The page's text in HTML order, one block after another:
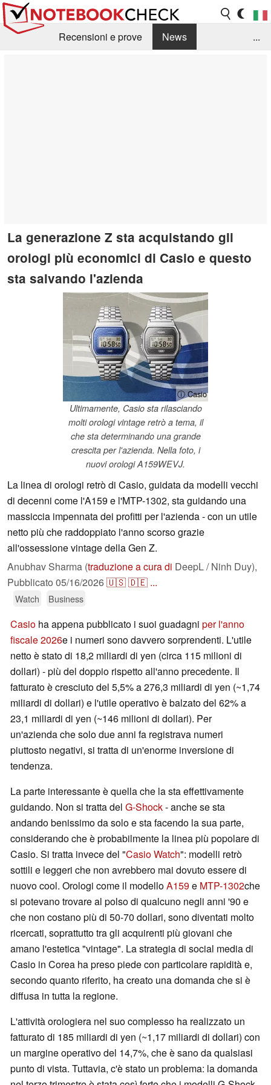
Recensioni e prove
News
...
La generazione Z sta acquistando gli
orologi più economici di Casio e questo
sta salvando l'azienda
ⓘ Casio
Ultimamente, Casio sta rilasciando
molti orologi vintage retrò a tema, il
che sta determinando una grande
crescita per l'azienda. Nella foto, i
nuovi orologi A159WEVJ.
La linea di orologi retrò di Casio, guidata da modelli vecchi
di decenni come l'A159 e l'MTP-1302, sta guidando una
massiccia impennata dei profitti per l'azienda - con un utile
netto più che raddoppiato l'anno scorso grazie
all'ossessione vintage della Gen Z.
Anubhav Sharma (traduzione a cura di DeepL / Ninh Duy),
Pubblicato 05/16/2026🇺🇸🇩🇪 ...
Watch Business
Casio ha appena pubblicato i suoi guadagni per l'anno
fiscale 2026e i numeri sono davvero sorprendenti. L'utile
netto è stato di 18,2 miliardi di yen (circa 115 milioni di
dollari) - più del doppio rispetto all'anno precedente. Il
fatturato è cresciuto del 5,5% a 276,3 miliardi di yen (~1,74
miliardi di dollari) e l'utile operativo è balzato del 62% a
23,1 miliardi di yen (~146 milioni di dollari). Per
un'azienda che solo due anni fa registrava numeri
piuttosto negativi, si tratta di un'enorme inversione di
tendenza.
La parte interessante è quella che la sta effettivamente
guidando. Non si tratta del G-Shock- anche se sta
andando benissimo da solo e sta facendo la sua parte,
considerando che è probabilmente la linea più popolare di
Casio. Si tratta invece del "Casio Watch": modelli retrò
sottili e leggeri che non avrebbero mai dovuto essere di
nuovo cool. Orologi come il modelloA159e MTP-1302che
si potevano trovare al polso di qualcuno negli anni '90 e
che non costano più di 50-70 dollari, sono diventati molto
ricercati, soprattutto tra gli acquirenti più giovani che
amano l'estetica "vintage". La strategia di social media di
Casio in Corea ha preso piede con particolare rapidità e,
secondo quanto riferito, ha creato una domanda che si è
diffusa in tutta la regione.
L'attività orologiera nel suo complesso ha realizzato un
fatturato di 185 miliardi di yen (~1,17 miliardi di dollari) con
un margine operativo del 14,7%, che è sano da qualsiasi
punto di vista. Tuttavia, c'è stato un problema: la domanda